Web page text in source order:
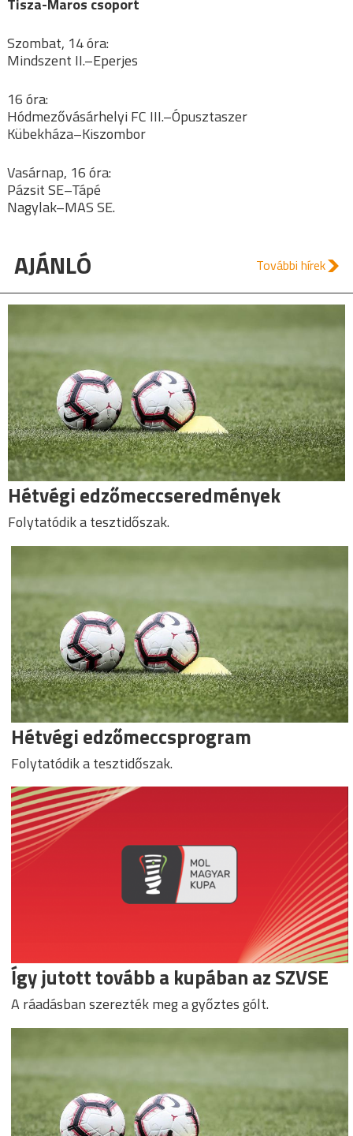
Szombat, 14 óra:
Mindszent II.–Eperjes
16 óra:
Hódmezővásárhelyi FC III.–Ópusztaszer
Kübekháza–Kiszombor
Vasárnap, 16 óra:
Pázsit SE–Tápé
Nagylak–MAS SE.
AJÁNLÓ További hírek
Hétvégi edzőmeccseredmények
Folytatódik a tesztidőszak.
Hétvégi edzőmeccsprogram
Folytatódik a tesztidőszak.
Így jutott tovább a kupában az SZVSE
A ráadásban szerezték meg a győztes gólt.